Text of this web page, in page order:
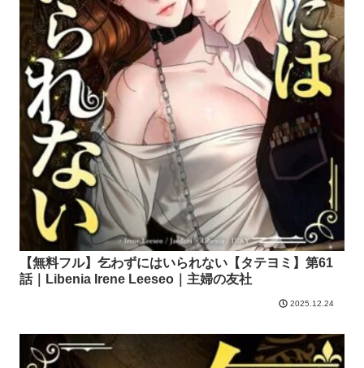
【無料フル】乞わずにはいられない【タテヨミ】第61
話｜Libenia Irene Leeseo｜主婦の友社
2025.12.24